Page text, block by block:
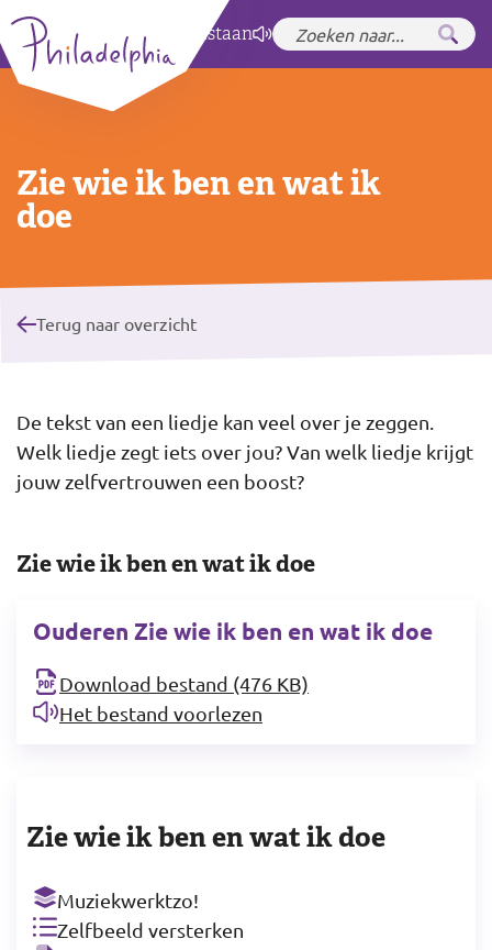
Zet hoog contrastaan
Zie wie ik ben en wat ik
doe
Terug naar overzicht
De tekst van een liedje kan veel over je zeggen.
Welk liedje zegt iets over jou? Van welk liedje krijgt
jouw zelfvertrouwen een boost?
Zie wie ik ben en wat ik doe
Ouderen Zie wie ik ben en wat ik doe
Download bestand (476 KB)
Het bestand voorlezen
Zie wie ik ben en wat ik doe
Muziekwerktzo!
Zelfbeeld versterken